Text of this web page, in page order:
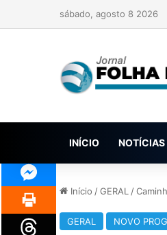
sábado, agosto 8 2026
INÍCIO NOTÍCIAS
Início /GERAL /
GERAL NOVO